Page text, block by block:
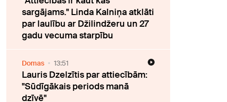
sargājams." Linda Kalniņa atklāti
par laulību ar Džilindžeru un 27
gadu vecuma starpību
Domas 13:51
Lauris Dzelzītis par attiecībām:
"Sūdīgākais periods manā
dzīvē"